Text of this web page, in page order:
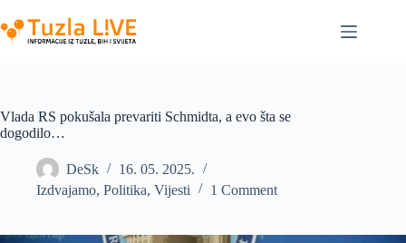
to
content
Vlada RS pokušala prevariti Schmidta, a evo šta se
dogodilo…
DeSk
16. 05. 2025.
Izdvajamo, Politika, Vijesti 1 Comment